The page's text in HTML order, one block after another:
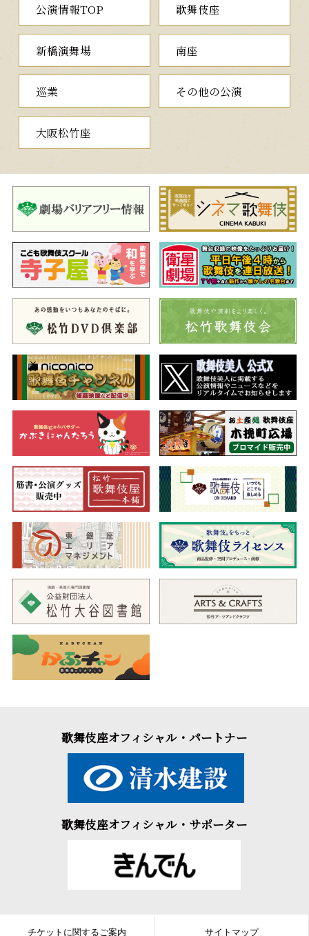
公演情報TOP 歌舞伎座
新橋演舞場 南座
巡業 その他の公演
大阪松竹座
歌舞伎座オフィシャル・パートナー
歌舞伎座オフィシャル・サポーター
チケットに関するご案内 サイトマップ